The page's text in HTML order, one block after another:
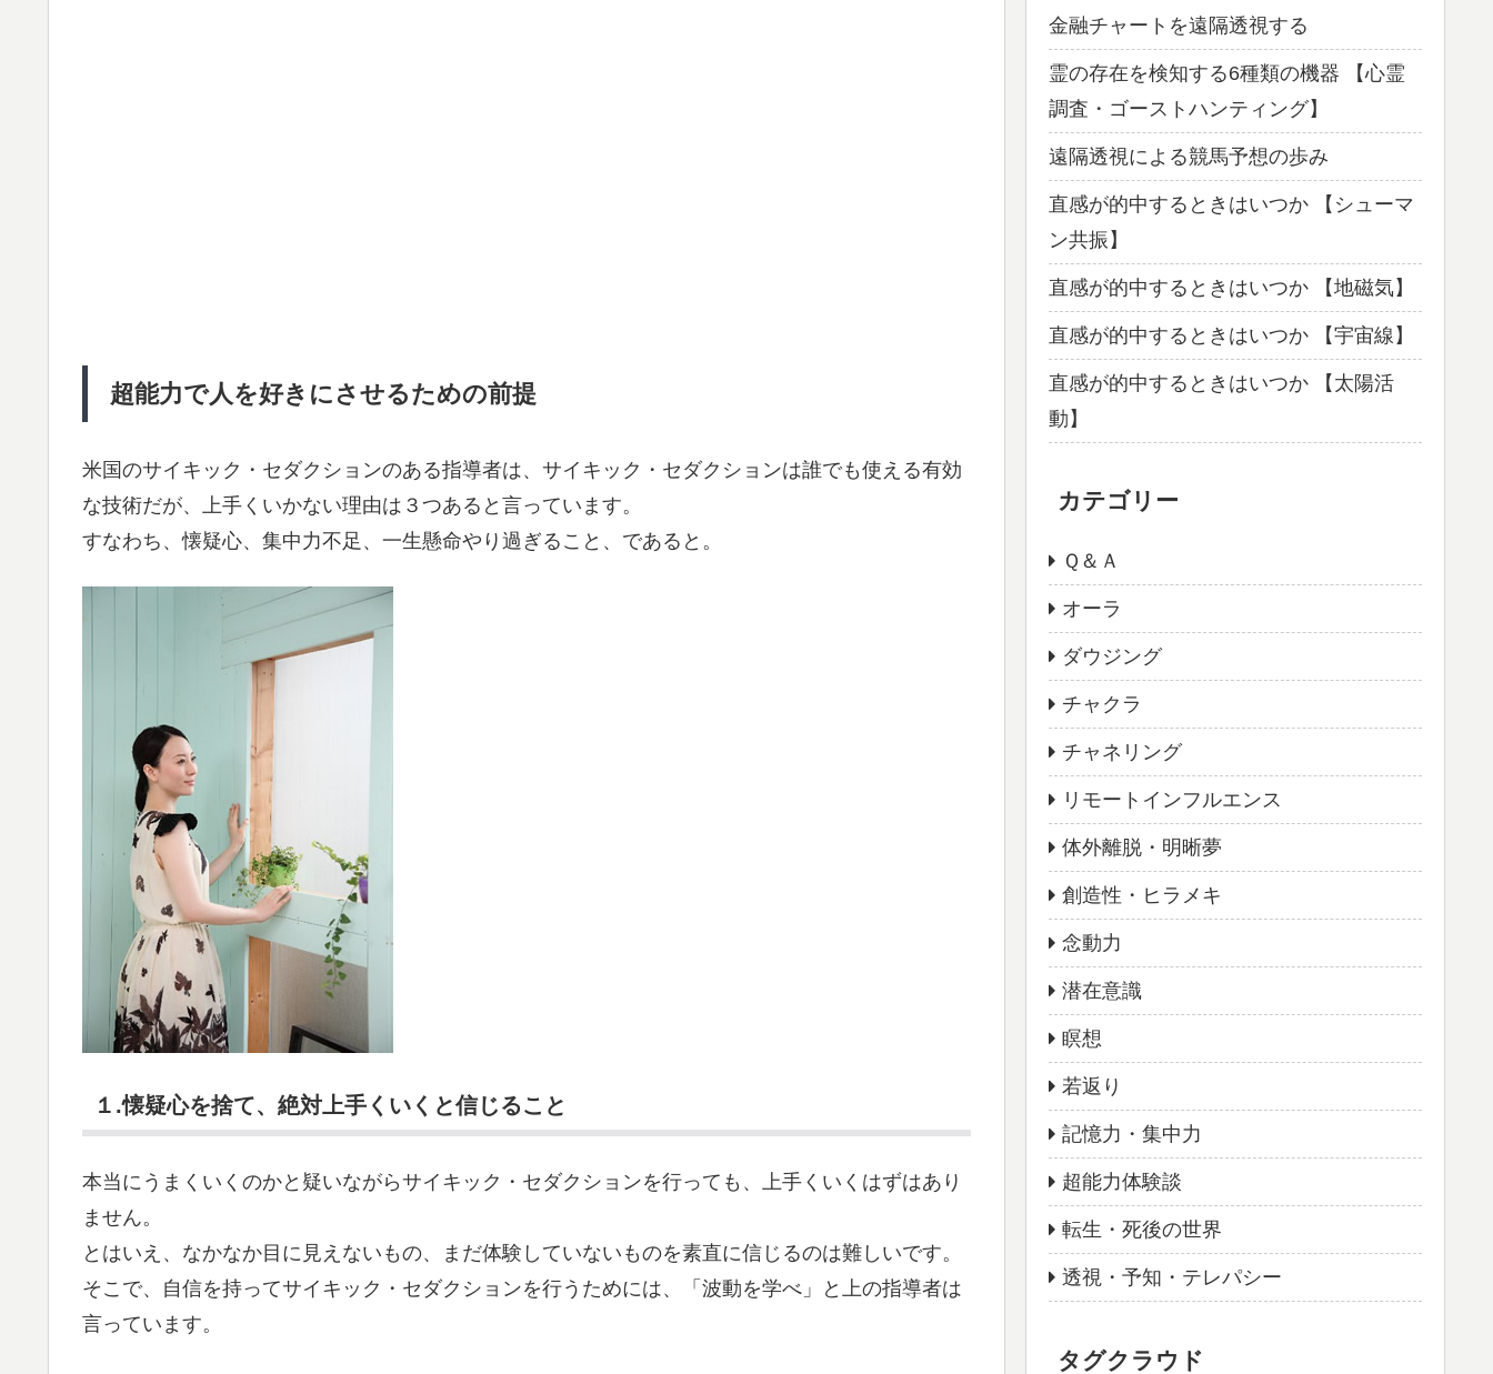
超能力で人を好きにさせるための前提
米国のサイキック・セダクションのある指導者は、サイキック・セダクションは誰でも使える有効
な技術だが、上手くいかない理由は３つあると言っています。
すなわち、懐疑心、集中力不足、一生懸命やり過ぎること、であると。
１.懐疑心を捨て、絶対上手くいくと信じること
本当にうまくいくのかと疑いながらサイキック・セダクションを行っても、上手くいくはずはあり
ません。
とはいえ、なかなか目に見えないもの、まだ体験していないものを素直に信じるのは難しいです。
そこで、自信を持ってサイキック・セダクションを行うためには、「波動を学べ」と上の指導者は
言っています。
金融チャートを遠隔透視する
霊の存在を検知する6種類の機器 【心霊
調査・ゴーストハンティング】
遠隔透視による競馬予想の歩み
直感が的中するときはいつか 【シューマ
ン共振】
直感が的中するときはいつか 【地磁気】
直感が的中するときはいつか 【宇宙線】
直感が的中するときはいつか 【太陽活
動】
カテゴリー
Ｑ＆Ａ
オーラ
ダウジング
チャクラ
チャネリング
リモートインフルエンス
体外離脱・明晰夢
創造性・ヒラメキ
念動力
潜在意識
瞑想
若返り
記憶力・集中力
超能力体験談
転生・死後の世界
透視・予知・テレパシー
タグクラウド